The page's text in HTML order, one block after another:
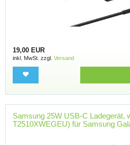
19,00 EUR
inkl. MwSt. zzgl. Versand
Samsung 25W USB-C Ladegerät,
T2510XWEGEU) für Samsung